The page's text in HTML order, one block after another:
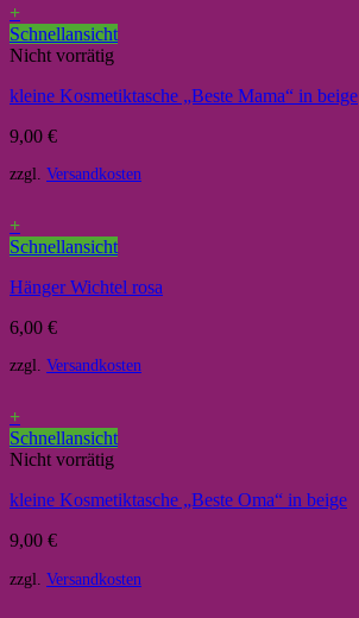
+
Schnellansicht
Nicht vorrätig
kleine Kosmetiktasche „Beste Mama“ in beige
9,00 €
zzgl. Versandkosten
+
Schnellansicht
Hänger Wichtel rosa
6,00 €
zzgl. Versandkosten
+
Schnellansicht
Nicht vorrätig
kleine Kosmetiktasche „Beste Oma“ in beige
9,00 €
zzgl. Versandkosten